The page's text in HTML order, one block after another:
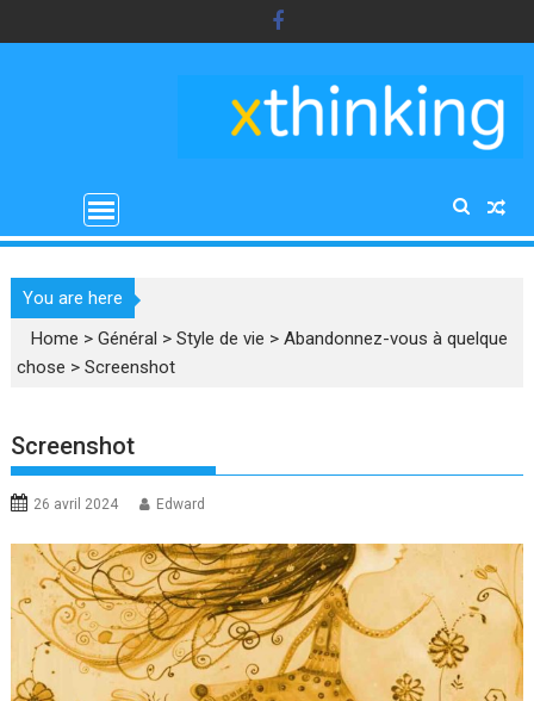
to
You are here
Home >Général >Style de vie >Abandonnez-vous à quelque
chose >Screenshot
Screenshot
26 avril 2024 Edward